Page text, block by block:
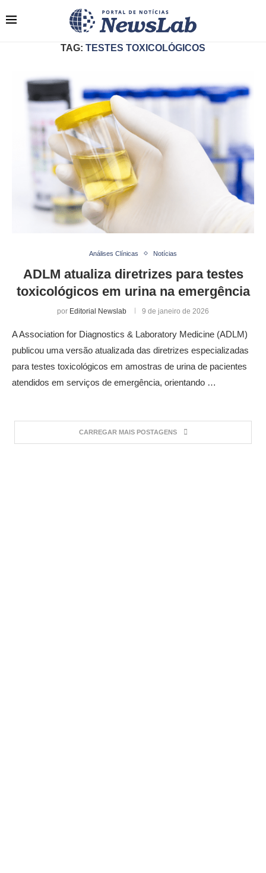
TAG: TESTES TOXICOLÓGICOS
Análises Clínicas Notícias
ADLM atualiza diretrizes para testes
toxicológicos em urina na emergência
por Editorial Newslab 9 de janeiro de 2026
A Association for Diagnostics & Laboratory Medicine (ADLM)
publicou uma versão atualizada das diretrizes especializadas
para testes toxicológicos em amostras de urina de pacientes
atendidos em serviços de emergência, orientando …
CARREGAR MAIS POSTAGENS